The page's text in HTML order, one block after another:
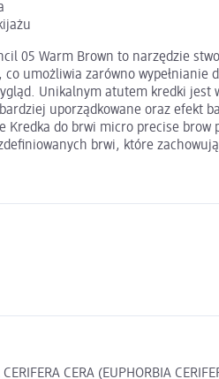
05 Warm Brown to narzędzie
umożliwia zarówno
Unikalnym atutem kredki
uporządkowane oraz efekt
Kredka do brwi micro precise
brwi, które
CERA (EUPHORBIA